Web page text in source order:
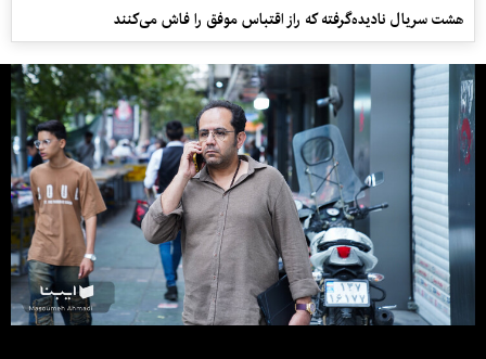
هشت سریال نادیده‌گرفته که راز اقتباس موفق را فاش می‌کنند